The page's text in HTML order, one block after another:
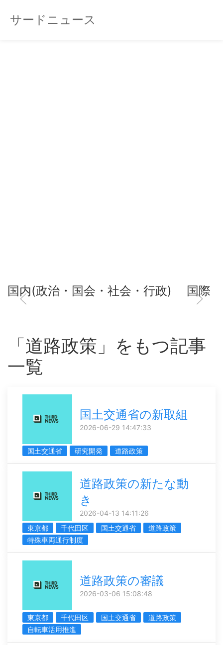
サードニュース
国内(政治・国会・社会・行政) 国際
「道路政策」をもつ記事
一覧
国土交通省の新取組
2026-06-29 14:47:33
国土交通省 研究開発 道路政策
道路政策の新たな動
き
2026-04-13 14:11:26
東京都
千代田区 国土交通省
道路政策
特殊車両通行制度
道路政策の審議
2026-03-06 15:08:48
東京都 千代田区 国土交通省
道路政策
自転車活用推進